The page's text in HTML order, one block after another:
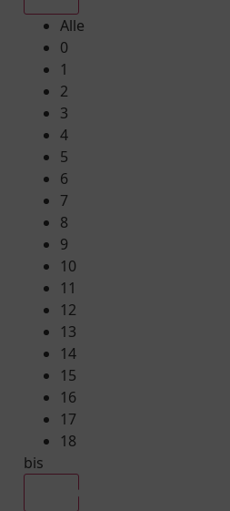
Alle
0
1
2
3
4
5
6
7
8
9
10
11
12
13
14
15
16
17
18
bis